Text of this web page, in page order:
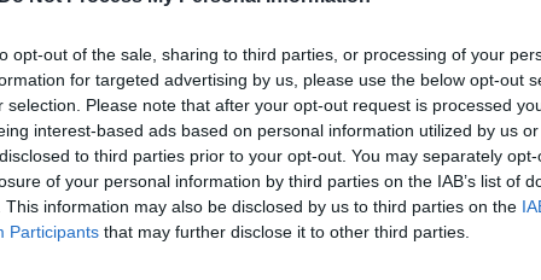
opt-out of the sale, sharing to third parties, or processing of your
for targeted advertising by us, please use the below opt-out
selection. Please note that after your opt-out request is processed
interest-based ads based on personal information utilized by us
to third parties prior to your opt-out. You may separately
of your personal information by third parties on the IAB’s list of
This information may also be disclosed by us to third parties on the
Participants that may further disclose it to other third parties.
sugrįžo į žemę:
akimirkas
ir mokslas
kosmosą pakilo „Axiom-4“
erdvėlaivis
Žinios | Pasaulis
00:00:33
kosmose įstrigę
grįžta namo: pranešė,
Sėkminga „SpaceX“ operacija:
pasiekė TKS su ilgiau nei 9